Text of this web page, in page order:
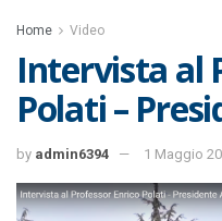
Home Video
Intervista al
Polati –
by admin6394 1 Maggio